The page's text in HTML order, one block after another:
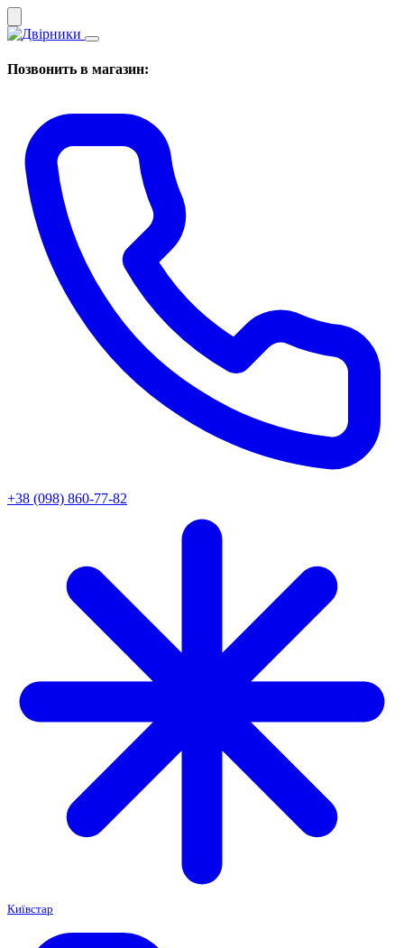
Позвонить в магазин:
+38 (098) 860-77-82
Київстар